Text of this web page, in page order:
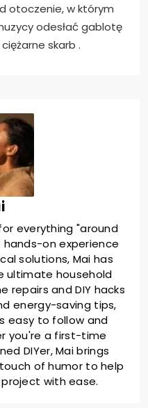
otoczenie, w którym
odesłać gablotę
skarb .
everything "around
on experience
solutions, Mai has
ultimate household
repairs and DIY hacks
energy-saving tips,
easy to follow and
you're a first-time
DIYer, Mai brings
of humor to help
with ease.